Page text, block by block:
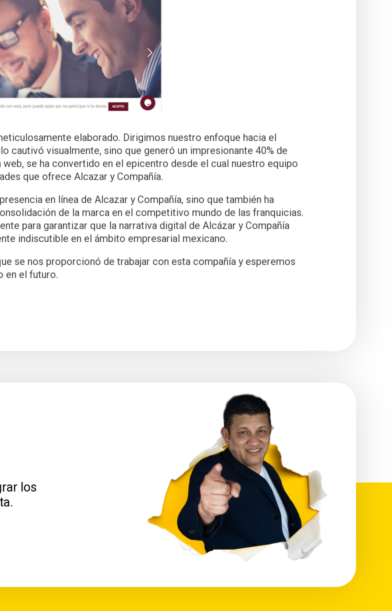
elaborado. Dirigimos nuestro enfoque hacia el
cautivó visualmente, sino que generó un impresionante 40% de
web, se ha convertido en el epicentro desde el cual nuestro equipo
que ofrece Alcazar y Compañía.
en línea de Alcazar y Compañía, sino que también ha
de la marca en el competitivo mundo de las franquicias.
para garantizar que la narrativa digital de Alcázar y Compañía
indiscutible en el ámbito empresarial mexicano.
se nos proporcionó de trabajar con esta compañía y esperemos
en el futuro.
los